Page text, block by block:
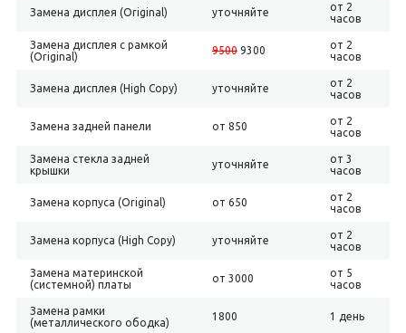
Замена дисплея (Original) уточняйте
от 2
часов
Замена дисплея с рамкой
(Original)
95009300
от 2
часов
Замена дисплея (High Copy) уточняйте
от 2
часов
Замена задней панели от 850
от 2
часов
Замена стекла задней
крышки
уточняйте
от 3
часов
Замена корпуса (Original) от 650
от 2
часов
Замена корпуса (High Copy) уточняйте
от 2
часов
Замена материнской
(системной) платы
от 3000
от 5
часов
Замена рамки
(металлического ободка)
1800 1 день